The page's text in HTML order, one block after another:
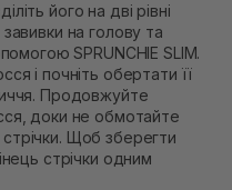
його на дві рівні
на голову та
SPRUNCHIE SLIM.
і почніть обертати її
Продовжуйте
доки не обмотайте
Щоб зберегти
стрічки одним